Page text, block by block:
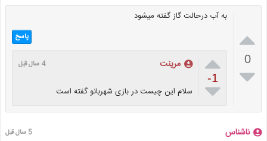

0

به آب درحالت گاز گفته میشود
پاسخ

-1

مرینت 4 سال قبل
سلام این چیست در بازی شهربانو گفته است
ناشناس 5 سال قبل